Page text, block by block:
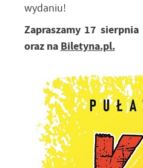
wydaniu!
Zapraszamy 17
oraz na Biletyna.pl.